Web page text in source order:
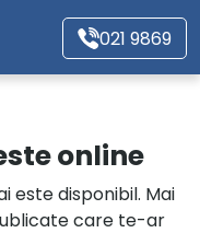
021 9869
online
este disponibil. Mai
care te-ar